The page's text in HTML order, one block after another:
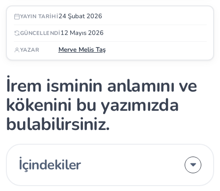
YAYIN TARIHI24 Şubat 2026
GÜNCELLENDI12 Mayıs 2026
YAZAR Merve Melis Taş
İrem isminin anlamını ve
kökenini bu yazımızda
bulabilirsiniz.
İçindekiler